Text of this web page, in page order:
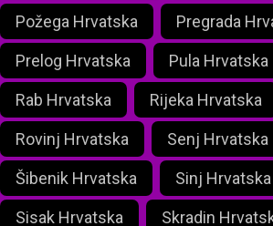
Požega Hrvatska Pregrada
Prelog Hrvatska Pula Hrvatska
Rab Hrvatska Rijeka Hrvatska
Rovinj Hrvatska Senj Hrvatska
Šibenik Hrvatska Sinj Hrvatska
Sisak Hrvatska Skradin